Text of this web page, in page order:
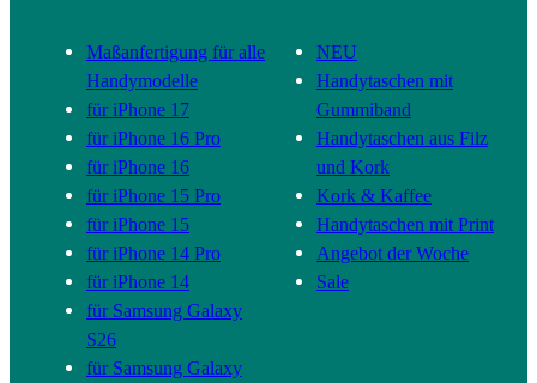
Maßanfertigung für alle
Handymodelle
für iPhone 17
für iPhone 16 Pro
für iPhone 16
für iPhone 15 Pro
für iPhone 15
für iPhone 14 Pro
für iPhone 14
für Samsung Galaxy
S26
für Samsung Galaxy
NEU
Handytaschen mit
Gummiband
Handytaschen aus Filz
und Kork
Kork & Kaffee
Handytaschen mit Print
Angebot der Woche
Sale